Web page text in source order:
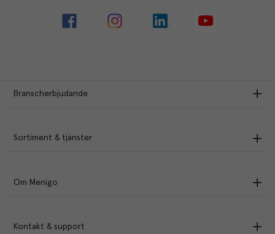
Branscherbjudande
Sortiment & tjänster
Om Menigo
Kontakt & support